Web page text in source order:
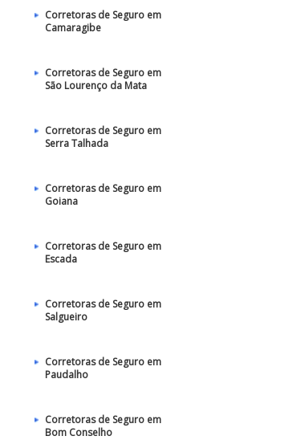
Corretoras de Seguro em
Camaragibe
Corretoras de Seguro em
São Lourenço da Mata
Corretoras de Seguro em
Serra Talhada
Corretoras de Seguro em
Goiana
Corretoras de Seguro em
Escada
Corretoras de Seguro em
Salgueiro
Corretoras de Seguro em
Paudalho
Corretoras de Seguro em
Bom Conselho